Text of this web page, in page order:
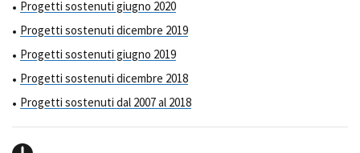
Progetti sostenuti giugno 2020
Progetti sostenuti dicembre 2019
Progetti sostenuti giugno 2019
Progetti sostenuti dicembre 2018
Progetti sostenuti dal 2007 al 2018